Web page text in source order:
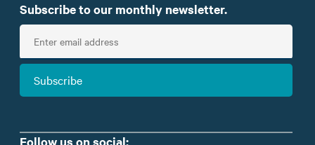
Subscribe to our monthly newsletter.
E
t
Subscribe